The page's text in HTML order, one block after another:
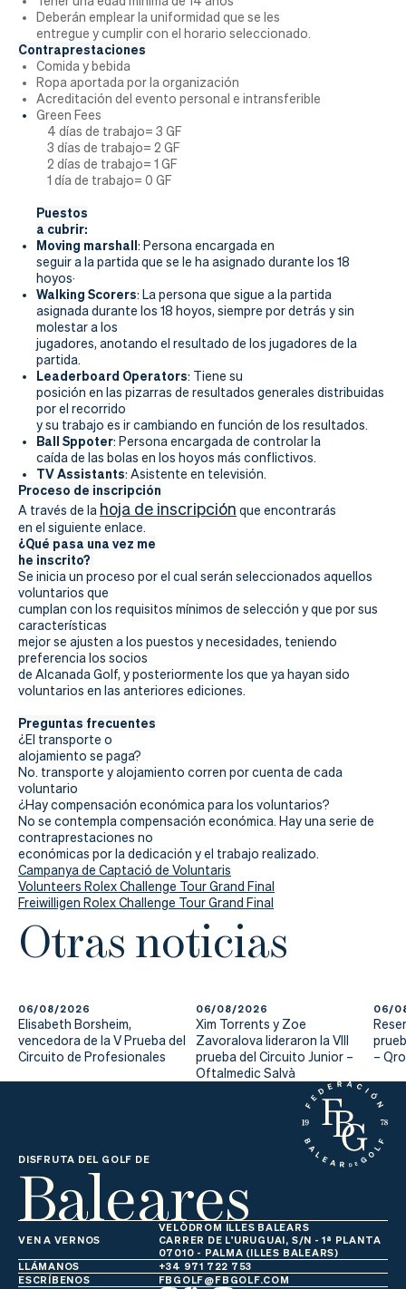
Deberán emplear la uniformidad que se les
entregue y cumplir con el horario seleccionado.
Contraprestaciones
Comida y bebida
Ropa aportada por la organización
Acreditación del evento personal e intransferible
Green Fees
4 días de trabajo= 3 GF
3 días de trabajo= 2 GF
2 días de trabajo= 1 GF
1 día de trabajo= 0 GF
Puestos
a cubrir:
Moving marshall: Persona encargada en
seguir a la partida que se le ha asignado durante los 18
hoyos·
Walking Scorers: La persona que sigue a la partida
asignada durante los 18 hoyos, siempre por detrás y sin
molestar a los
jugadores, anotando el resultado de los jugadores de la
partida.
Leaderboard Operators: Tiene su
posición en las pizarras de resultados generales distribuidas
por el recorrido
y su trabajo es ir cambiando en función de los resultados.
Ball Sppoter: Persona encargada de controlar la
caída de las bolas en los hoyos más conflictivos.
TV Assistants: Asistente en televisión.
Proceso de inscripción
A través de la hoja de inscripción que encontrarás
en el siguiente enlace.
¿Qué pasa una vez me
he inscrito?
Se inicia un proceso por el cual serán seleccionados aquellos
voluntarios que
cumplan con los requisitos mínimos de selección y que por sus
características
mejor se ajusten a los puestos y necesidades, teniendo
preferencia los socios
de Alcanada Golf, y posteriormente los que ya hayan sido
voluntarios en las anteriores ediciones.
Preguntas frecuentes
¿El transporte o
alojamiento se paga?
No. transporte y alojamiento corren por cuenta de cada
voluntario
¿Hay compensación económica para los voluntarios?
No se contempla compensación económica. Hay una serie de
contraprestaciones no
económicas por la dedicación y el trabajo realizado.
Campanya de Captació de Voluntaris
Volunteers Rolex Challenge Tour Grand Final
Freiwilligen Rolex Challenge Tour Grand Final
Otras noticias
06/08/2026
Elisabeth Borsheim,
vencedora de la V Prueba del
Circuito de Profesionales
06/08/2026
Xim Torrents y Zoe
Zavoralova lideraron la VIII
prueba del Circuito Junior –
Oftalmedic Salvà
06/
–
DISFRUTA DEL GOLF DE
Baleares
VEN A VERNOS
VELÒDROM ILLES BALEARS
CARRER DE L'URUGUAI, S/N - 1ª PLANTA
07010 - PALMA (ILLES BALEARS)
LLÁMANOS
+34 971 722 753
ESCRÍBENOS
FBGOLF@FBGOLF.COM